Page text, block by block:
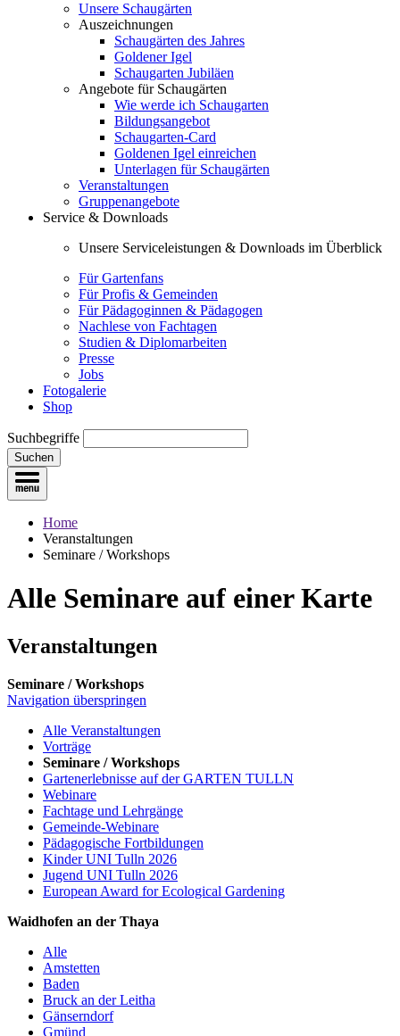
Unsere Schaugärten
Auszeichnungen
Schaugärten des Jahres
Goldener Igel
Schaugarten Jubiläen
Angebote für Schaugärten
Wie werde ich Schaugarten
Bildungsangebot
Schaugarten-Card
Goldenen Igel einreichen
Unterlagen für Schaugärten
Veranstaltungen
Gruppenangebote
Service & Downloads
Unsere Serviceleistungen & Downloads im Überblick
Für Gartenfans
Für Profis & Gemeinden
Für Pädagoginnen & Pädagogen
Nachlese von Fachtagen
Studien & Diplomarbeiten
Presse
Jobs
Fotogalerie
Shop
Suchbegriffe
Suchen
Home
Veranstaltungen
Seminare / Workshops
Alle Seminare auf einer Karte
Veranstaltungen
Seminare / Workshops
Navigation überspringen
Alle Veranstaltungen
Vorträge
Seminare / Workshops
Gartenerlebnisse auf der GARTEN TULLN
Webinare
Fachtage und Lehrgänge
Gemeinde-Webinare
Pädagogische Fortbildungen
Kinder UNI Tulln 2026
Jugend UNI Tulln 2026
European Award for Ecological Gardening
Waidhofen an der Thaya
Alle
Amstetten
Baden
Bruck an der Leitha
Gänserndorf
Gmünd